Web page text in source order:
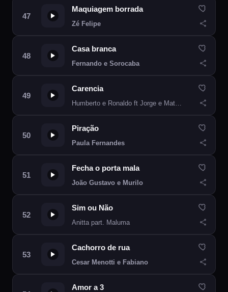
Maquiagem borrada
Zé Felipe
Casa branca
Fernando e Sorocaba
Carencia
Humberto e Ronaldo ft Jorge e Mateus
Piração
Paula Fernandes
Fecha o porta mala
João Gustavo e Murilo
Sim ou Não
Anitta part. Maluma
Cachorro de rua
Cesar Menotti e Fabiano
Amor a 3